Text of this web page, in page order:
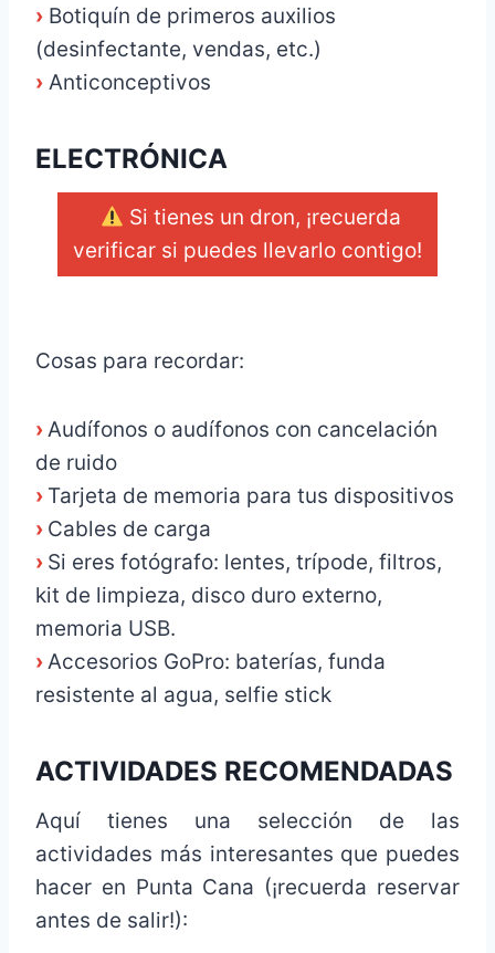
› Botiquín de primeros auxilios
(desinfectante, vendas, etc.)
› Anticonceptivos
ELECTRÓNICA
Si tienes un dron, ¡recuerda
verificar si puedes llevarlo contigo!
Cosas para recordar:
›Audífonos o audífonos con cancelación
de ruido
› Tarjeta de memoria para tus dispositivos
› Cables de carga
› Si eres fotógrafo: lentes, trípode, filtros,
kit de limpieza, disco duro externo,
memoria USB.
›Accesorios GoPro: baterías, funda
resistente al agua, selfie stick
ACTIVIDADES RECOMENDADAS
Aquí tienes una selección de las
actividades más interesantes que puedes
hacer en Punta Cana (¡recuerda reservar
antes de salir!):